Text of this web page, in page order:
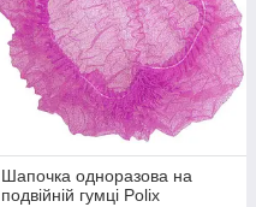
Шапочка одноразова на
подвійній гумці Polix